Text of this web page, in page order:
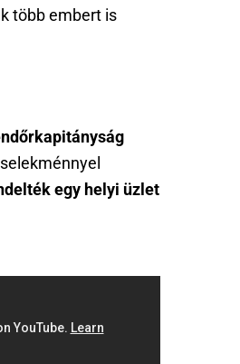
több embert is
egy helyi üzlet